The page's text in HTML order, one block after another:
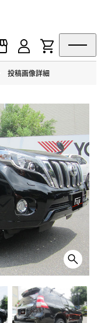
投稿画像詳細